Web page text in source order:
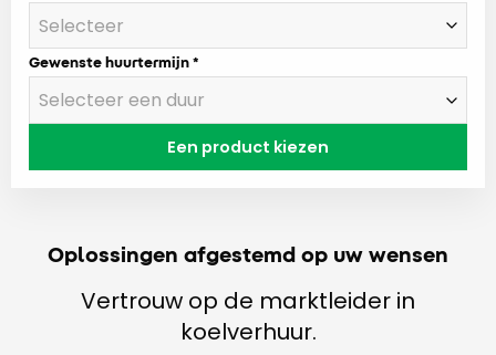
Gewenste huurtermijn
Een product kiezen
Oplossingen afgestemd op uw wensen
Vertrouw op de marktleider in
koelverhuur.